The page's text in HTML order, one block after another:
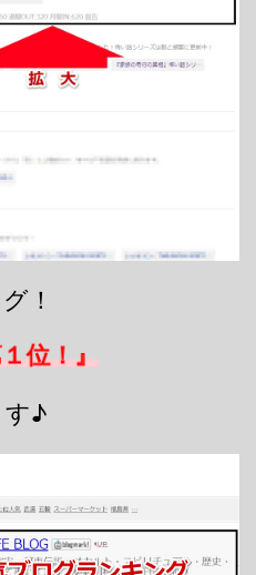
！
位！』
す♪